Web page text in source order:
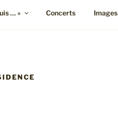
… » Concerts Images